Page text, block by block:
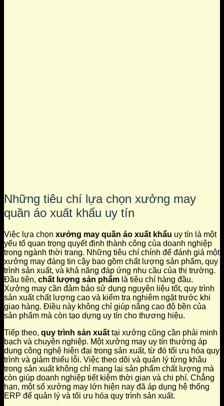
Những tiêu chí lựa chọn xưởng may
quần áo xuất khẩu uy tín
Việc lựa chọn xưởng may quần áo xuất khẩu uy tín là một
yếu tố quan trọng quyết định thành công của doanh nghiệp
trong ngành thời trang. Những tiêu chí chính để đánh giá một
xưởng may đáng tin cậy bao gồm chất lượng sản phẩm, quy
trình sản xuất, và khả năng đáp ứng nhu cầu của thị trường.
Đầu tiên, chất lượng sản phẩm là tiêu chí hàng đầu.
Xưởng may cần đảm bảo sử dụng nguyên liệu tốt, quy trình
sản xuất chất lượng cao và kiểm tra nghiêm ngặt trước khi
giao hàng. Điều này không chỉ giúp nâng cao độ bền của
sản phẩm mà còn tạo dựng uy tín cho thương hiệu.
Tiếp theo, quy trình sản xuất tại xưởng cũng cần phải minh
bạch và chuyên nghiệp. Một xưởng may uy tín thường áp
dụng công nghệ hiện đại trong sản xuất, từ đó tối ưu hóa quy
trình và giảm thiểu lỗi. Việc theo dõi và quản lý từng khâu
trong sản xuất không chỉ mang lại sản phẩm chất lượng mà
còn giúp doanh nghiệp tiết kiệm thời gian và chi phí. Chẳng
hạn, một số xưởng may lớn hiện nay đã áp dụng hệ thống
ERP để quản lý và tối ưu hóa quy trình sản xuất.